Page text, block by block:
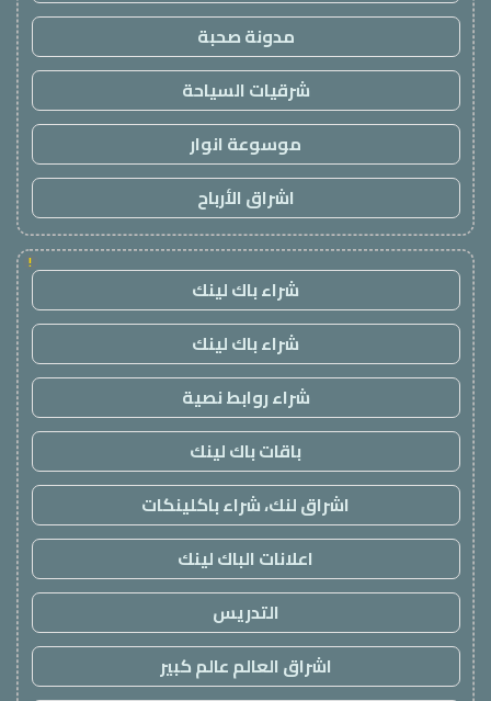
مدونة صحبة
شرقيات السياحة
موسوعة انوار
اشراق الأرباح
!
شراء باك لينك
شراء باك لينك
شراء روابط نصية
باقات باك لينك
اشراق لنك، شراء باكلينكات
اعلانات الباك لينك
التدريس
اشراق العالم عالم كبير